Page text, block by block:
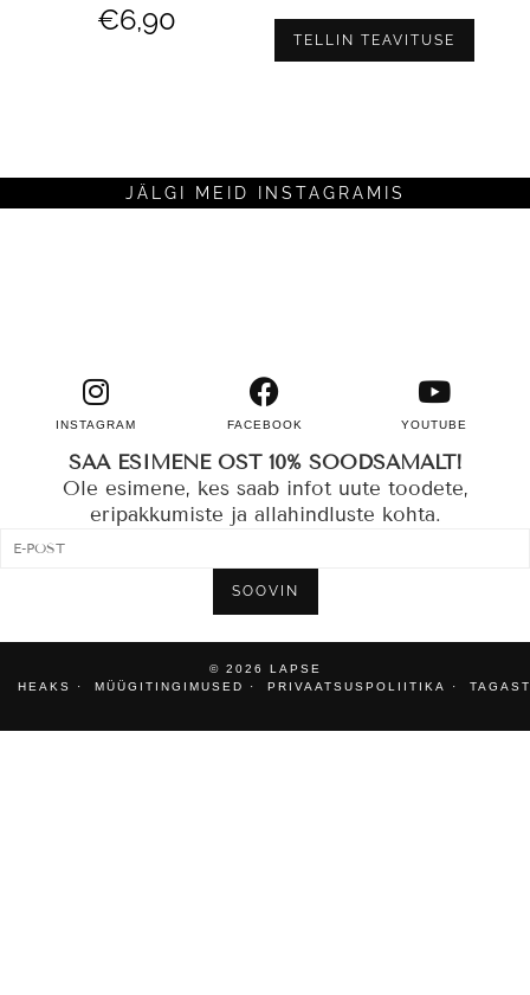
€6,90
TELLIN TEAVITUSE
JÄLGI MEID INSTAGRAMIS
INSTAGRAM FACEBOOK YOUTUBE
SAA ESIMENE OST 10% SOODSAMALT!
Ole esimene, kes saab infot uute toodete,
eripakkumiste ja allahindluste kohta.
SOOVIN
© 2026 LAPSE
HEAKS
MÜÜGITINGIMUSED PRIVAATSUSPOLIITIKA